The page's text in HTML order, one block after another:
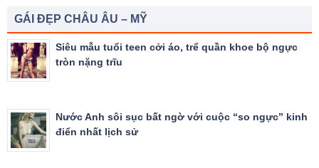
GÁI ĐẸP CHÂU ÂU – MỸ
Siêu mẫu tuổi teen cởi áo, trể quần khoe bộ ngực
tròn nặng trĩu
Nước Anh sôi sục bất ngờ với cuộc “so ngực” kinh
điển nhất lịch sử